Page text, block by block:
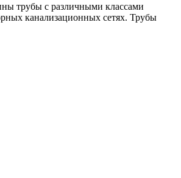
трубы с различными классами
канализационных сетях. Трубы